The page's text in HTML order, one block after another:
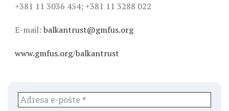
+381 11 3036 454; +381 11 3288 022
E-mail: balkantrust@gmfus.org
www.gmfus.org/balkantrust